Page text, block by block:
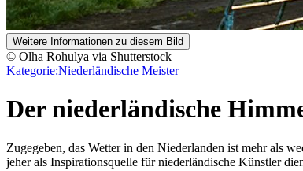
Weitere Informationen zu diesem Bild
© Olha Rohulya via Shutterstock
Kategorie:Niederländische Meister
Der nieder­ländische
Zugegeben, das Wetter in den Niederlanden ist mehr als
jeher als Inspirationsquelle für niederländische Künstler